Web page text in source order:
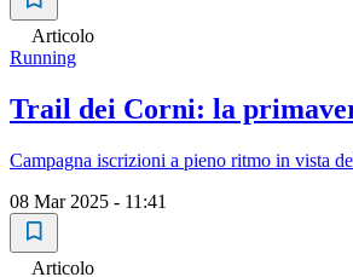
Articolo
Running
Trail dei Corni: la
Campagna iscrizioni a pieno ritmo in vista
08 Mar 2025 - 11:41
Articolo